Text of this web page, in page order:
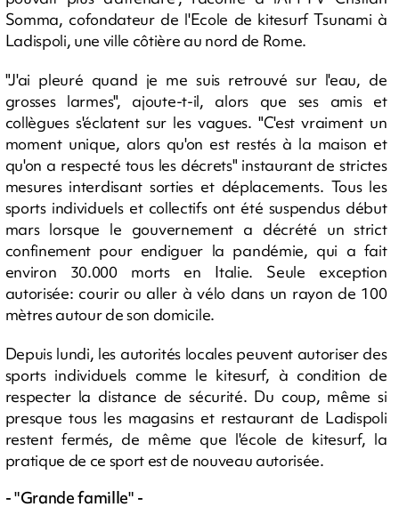
Somma, cofondateur de l'Ecole de kitesurf Tsunami à
Ladispoli, une ville côtière au nord de Rome.
"J'ai pleuré quand je me suis retrouvé sur l'eau, de
grosses larmes", ajoute-t-il, alors que ses amis et
collègues s'éclatent sur les vagues. "C'est vraiment un
moment unique, alors qu'on est restés à la maison et
qu'on a respecté tous les décrets" instaurant de strictes
mesures interdisant sorties et déplacements. Tous les
sports individuels et collectifs ont été suspendus début
mars lorsque le gouvernement a décrété un strict
confinement pour endiguer la pandémie, qui a fait
environ 30.000 morts en Italie. Seule exception
autorisée: courir ou aller à vélo dans un rayon de 100
mètres autour de son domicile.
Depuis lundi, les autorités locales peuvent autoriser des
sports individuels comme le kitesurf, à condition de
respecter la distance de sécurité. Du coup, même si
presque tous les magasins et restaurant de Ladispoli
restent fermés, de même que l'école de kitesurf, la
pratique de ce sport est de nouveau autorisée.
- "Grande famille" -